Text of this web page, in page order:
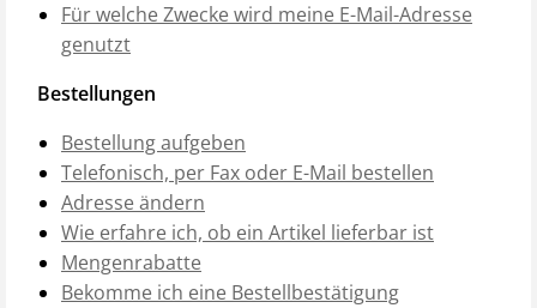
Für welche Zwecke wird meine E-Mail-Adresse
genutzt
Bestellungen
Bestellung aufgeben
Telefonisch, per Fax oder E-Mail bestellen
Adresse ändern
Wie erfahre ich, ob ein Artikel lieferbar ist
Mengenrabatte
Bekomme ich eine Bestellbestätigung